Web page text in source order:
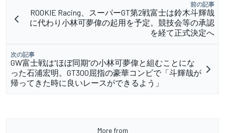
前の記事
ROOKIE Racing、スーパーGT第2戦富士は鈴木斗輝哉
に代わり小林可夢偉の起用を予定。競技会等の承認
を経て正式決定へ
次の記事
GW富士戦は“ほぼ同期”の小林可夢偉と組むことにな
った石浦宏明。GT300屈指の豪華コンビで「斗輝哉が
帰ってきた時に良いレースができるよう」
More from